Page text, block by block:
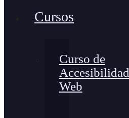
Cursos
Curso de
Accesibilidad
Web